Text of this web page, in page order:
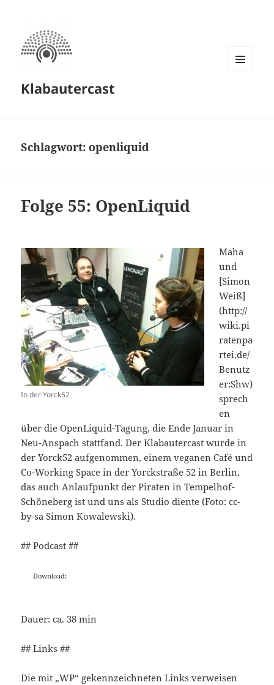
Klabautercast
Schlagwort:openliquid
Folge 55: OpenLiquid
In der Yorck52
Maha
und
[Simon
Weiß]
(http://
wiki.pi
ratenpa
rtei.de/
Benutz
er:Shw)
sprech
en
über die OpenLiquid-Tagung, die Ende Januar in
Neu-Anspach stattfand. Der Klabautercast wurde in
der Yorck52 aufgenommen, einem veganen Café und
Co-Working Space in der Yorckstraße 52 in Berlin,
das auch Anlaufpunkt der Piraten in Tempelhof-
Schöneberg ist und uns als Studio diente (Foto: cc-
by-sa Simon Kowalewski).
## Podcast ##
Download:
Dauer: ca. 38 min
## Links ##
Die mit „WP“ gekennzeichneten Links verweisen